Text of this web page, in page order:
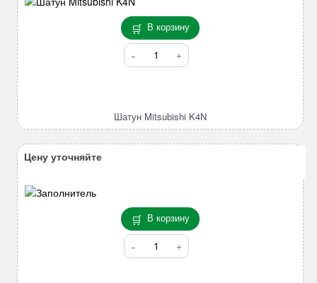
В корзину
Количество
товара
Шатун Mitsubishi K4N
В корзину
Количество
товара
Цену уточняйте